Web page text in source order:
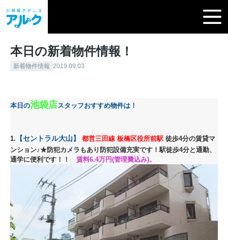
本日の新着物件情報！
新着物件情報 2019.09.03
本日の池袋店スタッフおすすめ物件は！
1. 【セントラル大山】 都営三田線 板橋区役所前駅 徒歩4分の賃貸マ
ンション♪★防犯カメラもあり防犯設備充実です！駅徒歩4分と通勤、
通学に便利です！
！ 賃料6.4万円(管理費込み)。